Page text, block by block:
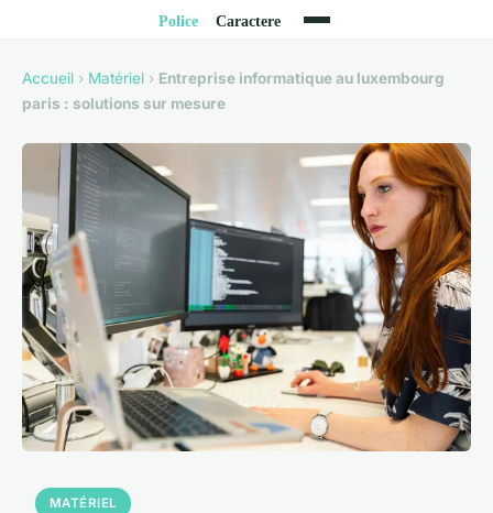
Accueil › Matériel › Entreprise informatique au luxembourg
paris : solutions sur mesure
MATÉRIEL